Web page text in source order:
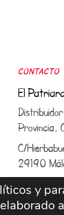
CONTACTO
El
Provincia,
C/
29190
y
a